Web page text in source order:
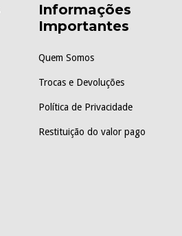
Informações
Importantes
Quem Somos
Trocas e Devoluções
Política de Privacidade
Restituição do valor pago